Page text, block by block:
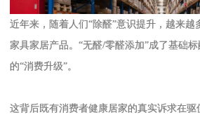
近年来，随着人们“除醛”意识提升，越来
家具家居产品。“无醛/零醛添加”成了基础
的“消费升级”。
这背后既有消费者健康居家的真实诉求在驱